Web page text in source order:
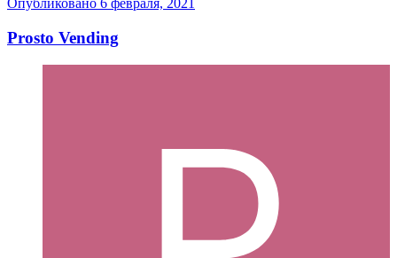
Опубликовано 6 февраля, 2021
Prosto Vending